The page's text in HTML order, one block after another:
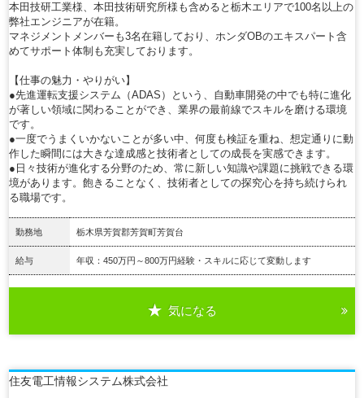
本田技研工業様、本田技術研究所様も含めると栃木エリアで100名以上の
弊社エンジニアが在籍。
マネジメントメンバーも3名在籍しており、ホンダOBのエキスパート含
めてサポート体制も充実しております。
【仕事の魅力・やりがい】
●先進運転支援システム（ADAS）という、自動車開発の中でも特に進化
が著しい領域に関わることができ、業界の最前線でスキルを磨ける環境
です。
●一度でうまくいかないことが多い中、何度も検証を重ね、想定通りに動
作した瞬間には大きな達成感と技術者としての成長を実感できます。
●日々技術が進化する分野のため、常に新しい知識や課題に挑戦できる環
境があります。飽きることなく、技術者としての探究心を持ち続けられ
る職場です。
勤務地 栃木県芳賀郡芳賀町芳賀台
給与 年収：450万円～800万円経験・スキルに応じて変動します
気になる
住友電工情報システム株式会社